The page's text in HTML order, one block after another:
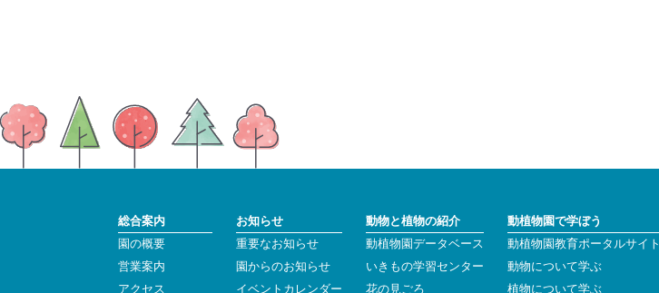
総合案内
園の概要
営業案内
アクセス
お知らせ
重要なお知らせ
園からのお知らせ
イベントカレンダー
動物と植物の紹介
動植物園データベース
いきもの学習センター
花の見ごろ
動植物園で学ぼう
動植物園教育ポータルサイト
動物について学ぶ
植物について学ぶ